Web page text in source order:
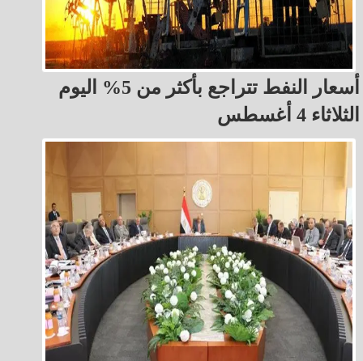
أسعار النفط تتراجع بأكثر من 5% اليوم
الثلاثاء 4 أغسطس